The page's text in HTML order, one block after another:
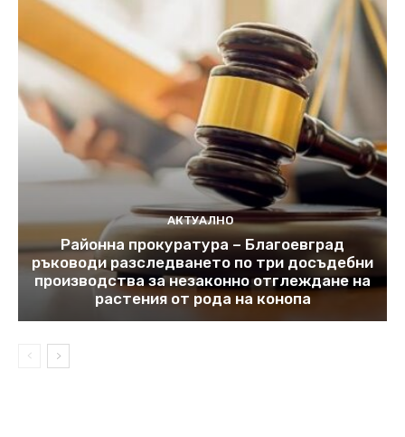
АКТУАЛНО
Районна прокуратура – Благоевград
ръководи разследването по три досъдебни
производства за незаконно отглеждане на
растения от рода на конопа